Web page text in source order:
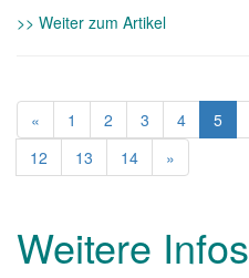
>> Weiter zum Artikel
« 1 2 3 4 5
12
13 14 »
Weitere Infos